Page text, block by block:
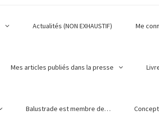
Actualités (NON EXHAUSTIF) Me
Mes articles publiés dans la presse
Balustrade est membre de…